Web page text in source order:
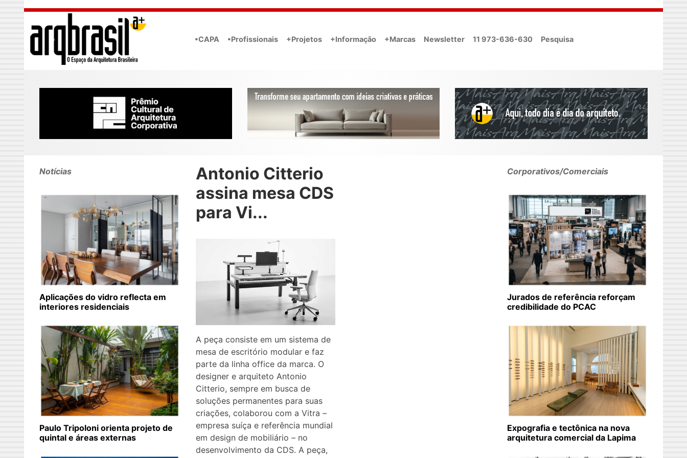
Skip to main content
•CAPA •Profissionais +Projetos +Informação +Marcas Newsletter 11 973-636-630 Pesquisa
Antonio Citterio
assina mesa CDS
para Vi...
A peça consiste em um sistema de
mesa de escritório modular e faz
parte da linha office da marca. O
designer e arquiteto Antonio
Citterio, sempre em busca de
soluções permanentes para suas
criações, colaborou com a Vitra –
empresa suíça e referência mundial
em design de mobiliário – no
desenvolvimento da CDS. A peça,
Notícias
Aplicações do vidro reflecta em
interiores residenciais
Paulo Tripoloni orienta projeto de
quintal e áreas externas
Corporativos/Comerciais
Jurados de referência reforçam
credibilidade do PCAC
Expografia e tectônica na nova
arquitetura comercial da Lapima